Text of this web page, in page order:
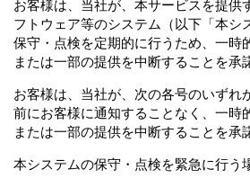
お客様は、当社が、本サービスを提供
フトウェア等のシステム（以下「本シ
保守・点検を定期的に行うため、一時
または一部の提供を中断することを承
お客様は、当社が、次の各号のいずれ
前にお客様に通知することなく、一時
または一部の提供を中断することを承
本システムの保守・点検を緊急に行う